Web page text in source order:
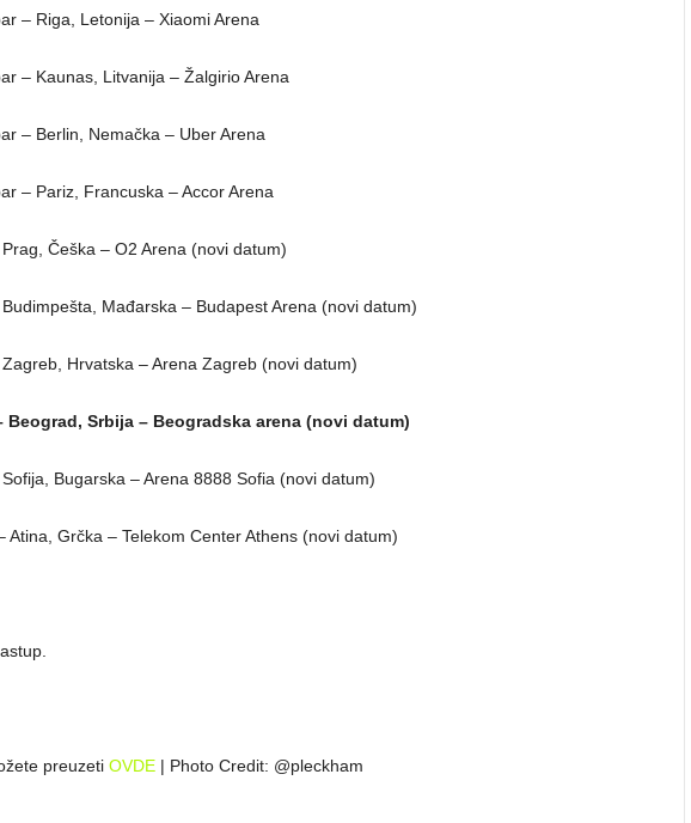
– Riga, Letonija – Xiaomi Arena
– Kaunas, Litvanija – Žalgirio Arena
– Berlin, Nemačka – Uber Arena
– Pariz, Francuska – Accor Arena
Češka – O2 Arena (novi datum)
Mađarska – Budapest Arena (novi datum)
Hrvatska – Arena Zagreb (novi datum)
Beograd, Srbija – Beogradska arena (novi datum)
Bugarska – Arena 8888 Sofia (novi datum)
Atina, Grčka – Telekom Center Athens (novi datum)
preuzeti OVDE | Photo Credit: @pleckham